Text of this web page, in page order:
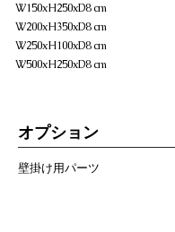
W150xH250xD8 cm
W200xH350xD8 cm
W250xH100xD8 cm
W500xH250xD8 cm
オプション
壁掛け用パーツ